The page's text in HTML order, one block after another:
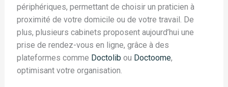
périphériques, permettant de choisir un praticien à
proximité de votre domicile ou de votre travail. De
plus, plusieurs cabinets proposent aujourd’hui une
prise de rendez-vous en ligne, grâce à des
plateformes comme Doctolib ou Doctoome,
optimisant votre organisation.